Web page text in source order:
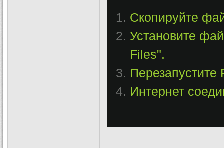
Скопируйте
Установите
Files".
Перезапустите
Интернет